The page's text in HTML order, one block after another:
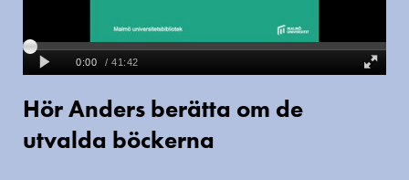
utvalda
böckerna
Hör Anders berätta om de
utvalda böckerna